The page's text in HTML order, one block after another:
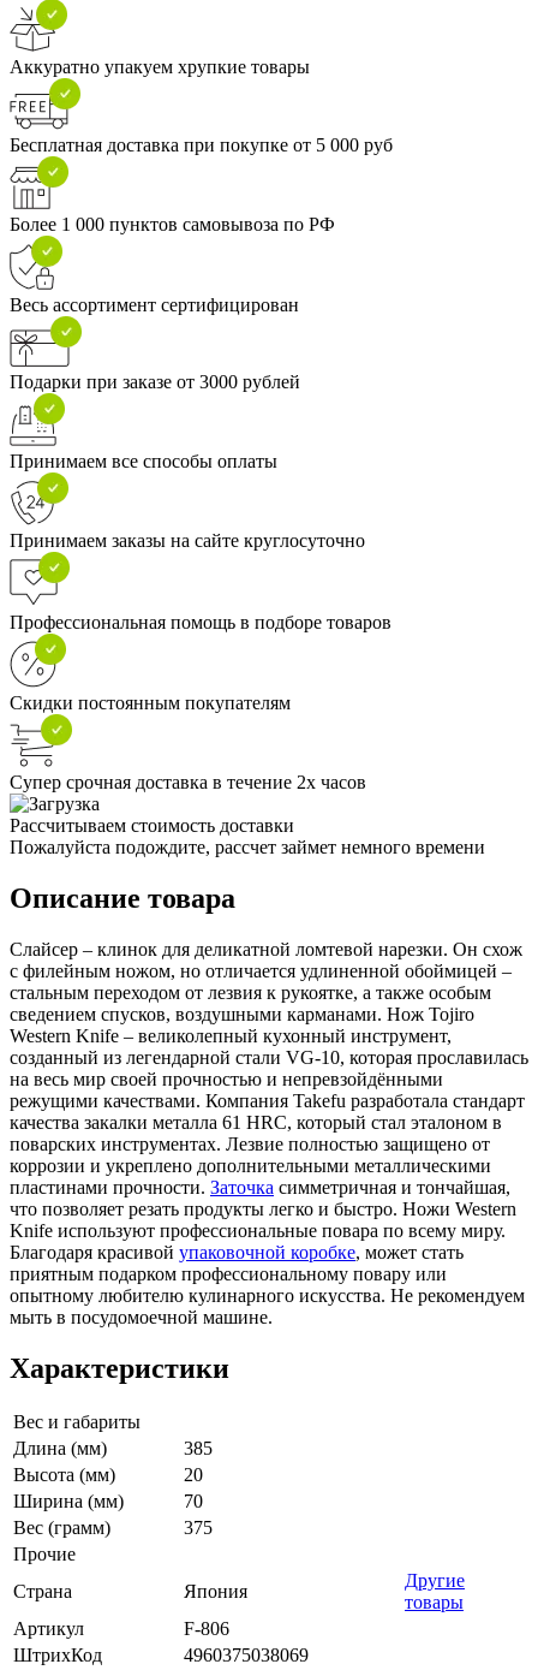
Аккуратно упакуем хрупкие товары
Бесплатная доставка при покупке от 5 000 руб
Более 1 000 пунктов самовывоза по РФ
Весь ассортимент сертифицирован
Подарки при заказе от 3000 рублей
Принимаем все способы оплаты
Принимаем заказы на сайте круглосуточно
Профессиональная помощь в подборе товаров
Скидки постоянным покупателям
Супер срочная доставка в течение 2х часов
Рассчитываем стоимость доставки
Пожалуйста подождите, рассчет займет немного времени
Описание товара
Слайсер – клинок для деликатной ломтевой нарезки. Он схож
с филейным ножом, но отличается удлиненной обоймицей –
стальным переходом от лезвия к рукоятке, а также особым
сведением спусков, воздушными карманами. Нож Tojiro
Western Knife – великолепный кухонный инструмент,
созданный из легендарной стали VG-10, которая прославилась
на весь мир своей прочностью и непревзойдёнными
режущими качествами. Компания Takefu разработала стандарт
качества закалки металла 61 HRC, который стал эталоном в
поварских инструментах. Лезвие полностью защищено от
коррозии и укреплено дополнительными металлическими
пластинами прочности. Заточка симметричная и тончайшая,
что позволяет резать продукты легко и быстро. Ножи Western
Knife используют профессиональные повара по всему миру.
Благодаря красивой упаковочной коробке, может стать
приятным подарком профессиональному повару или
опытному любителю кулинарного искусства. Не рекомендуем
мыть в посудомоечной машине.
Характеристики
Вес и габариты
Длина (мм)
385
Высота (мм)
20
Ширина (мм)
70
Вес (грамм)
375
Прочие
Страна
Япония
Другие
товары
Артикул
F-806
ШтрихКод
4960375038069